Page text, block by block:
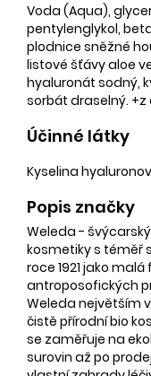
Voda (Aqua),
pentylenglykol,
plodnice sněžné
listové šťávy aloe
hyaluronát sodný,
sorbát draselný.
Účinné látky
Kyselina
Popis značky
Weleda -
kosmetiky s téměř
roce 1921 jako
antroposofických
Weleda největším
čistě přírodní bio
se zaměřuje na
surovin až po